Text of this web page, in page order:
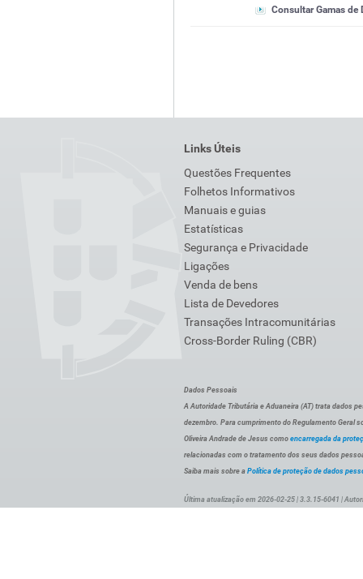
Consultar Gamas de
Links Úteis
Questões Frequentes
Folhetos Informativos
Manuais e guias
Estatísticas
Segurança e Privacidade
Ligações
Venda de bens
Lista de Devedores
Transações Intracomunitárias
Cross-Border Ruling (CBR)
Dados Pessoais
A Autoridade Tributária e Aduaneira (AT) trata dados
dezembro. Para cumprimento do Regulamento Geral
Oliveira Andrade de Jesus como encarregada da
relacionadas com o tratamento dos seus dados
Saiba mais sobre a Política de proteção de dados
Última atualização em 2026-02-25 | 3.3.15-6041 |